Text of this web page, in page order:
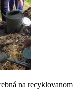
na recyklovanom